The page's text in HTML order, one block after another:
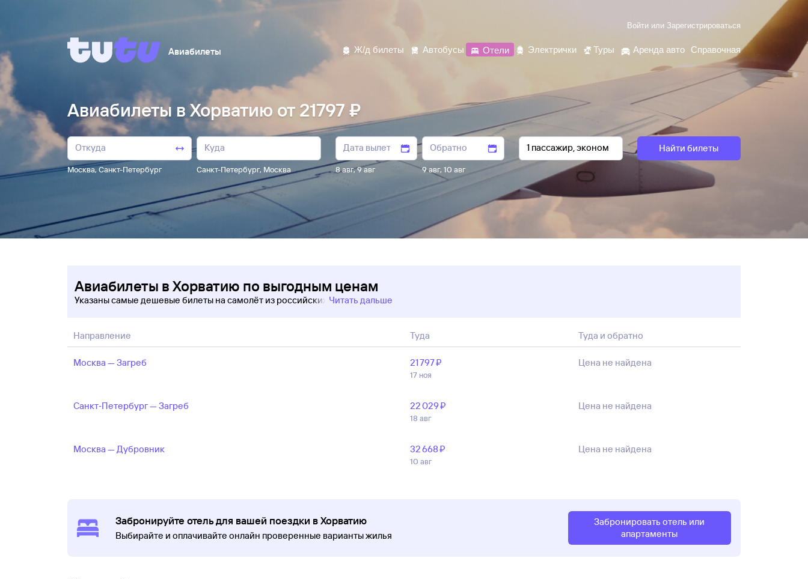
Войти или Зарегистрироваться
Авиабилеты Ж/д билеты Автобусы Отели Электрички Туры Аренда авто Справочная
Авиабилеты в Хорватию от 21797 ₽
Москва,Санкт-Петербург Санкт-Петербург, Москва 8 авг,9 авг 9 авг,10 авг
Найти билеты
Авиабилеты в Хорватию по выгодным ценам
Указаны самые дешевые билеты на самолёт из российских Читать дальше
Направление Туда Туда и обратно
Москва — Загреб 21 ⁠797 ⁠₽
17 ноя
Цена не найдена
Санкт‑Петербург — Загреб 22 ⁠029 ⁠₽
18 авг
Цена не найдена
Москва — Дубровник 32 ⁠668 ⁠₽
10 авг
Цена не найдена
Забронируйте отель для вашей поездки в Хорватию
Выбирайте и оплачивайте онлайн проверенные варианты жилья
Забронировать отель или
апартаменты